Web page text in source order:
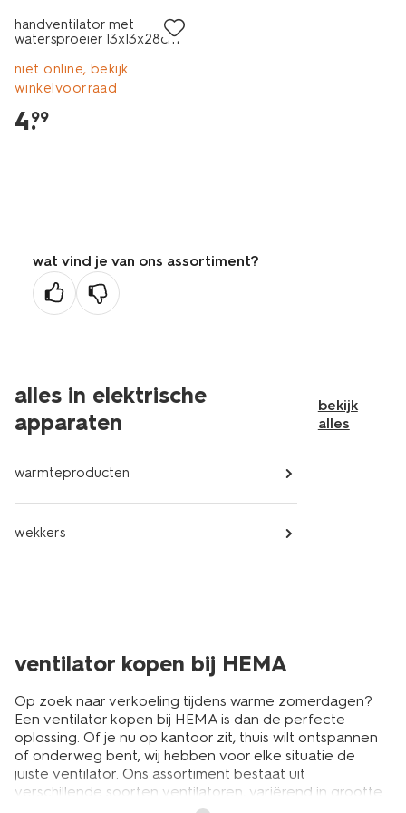
handventilator met
watersproeier 13x13x28cm
niet online, bekijk
winkelvoorraad
4.
99
wat vind je van ons assortiment?
alles in elektrische
apparaten
bekijk
alles
warmteproducten
wekkers
ventilator kopen bij HEMA
Op zoek naar verkoeling tijdens warme zomerdagen?
Een ventilator kopen bij HEMA is dan de perfecte
oplossing. Of je nu op kantoor zit, thuis wilt ontspannen
of onderweg bent, wij hebben voor elke situatie de
juiste ventilator. Ons assortiment bestaat uit
verschillende soorten ventilatoren, variërend in grootte